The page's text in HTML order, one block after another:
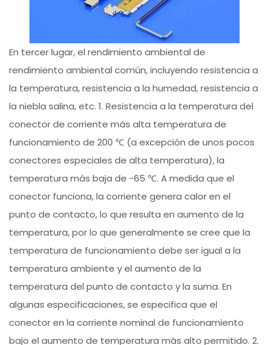
En tercer lugar, el rendimiento ambiental de
rendimiento ambiental común, incluyendo resistencia a
la temperatura, resistencia a la humedad, resistencia a
la niebla salina, etc. 1. Resistencia a la temperatura del
conector de corriente más alta temperatura de
funcionamiento de 200 ℃ (a excepción de unos pocos
conectores especiales de alta temperatura), la
temperatura más baja de -65 ℃. A medida que el
conector funciona, la corriente genera calor en el
punto de contacto, lo que resulta en aumento de la
temperatura, por lo que generalmente se cree que la
temperatura de funcionamiento debe ser igual a la
temperatura ambiente y el aumento de la
temperatura del punto de contacto y la suma. En
algunas especificaciones, se especifica que el
conector en la corriente nominal de funcionamiento
bajo el aumento de temperatura más alto permitido. 2.